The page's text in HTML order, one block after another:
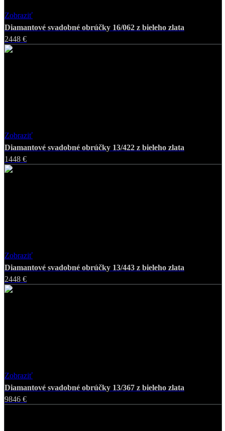
Zobraziť
Diamantové svadobné obrúčky 16/062 z bieleho zlata
2448 €
Zobraziť
Diamantové svadobné obrúčky 13/422 z bieleho zlata
1448 €
Zobraziť
Diamantové svadobné obrúčky 13/443 z bieleho zlata
2448 €
Zobraziť
Diamantové svadobné obrúčky 13/367 z bieleho zlata
9846 €